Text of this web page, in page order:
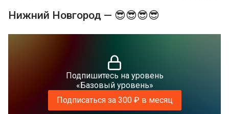
Нижний Новгород — 😎😎😎😎
Подпишитесь на уровень
«Базовый уровень»
Подписаться за 300 ₽ в месяц